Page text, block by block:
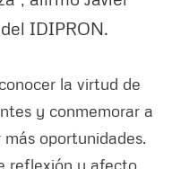
IDIPRON.
la virtud de
y conmemorar a
oportunidades.
reflexión y afecto,